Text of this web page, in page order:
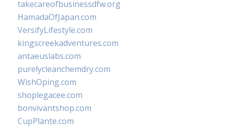
takecareofbusinessdfw.org
HamadaOfJapan.com
VersifyLifestyle.com
kingscreekadventures.com
antaeuslabs.com
purelycleanchemdry.com
WishOping.com
shoplegacee.com
bonvivantshop.com
CupPlante.com